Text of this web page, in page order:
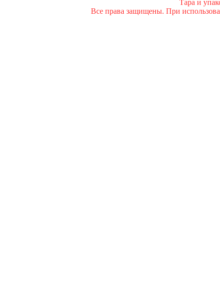
Тара и
Все права защищены. При